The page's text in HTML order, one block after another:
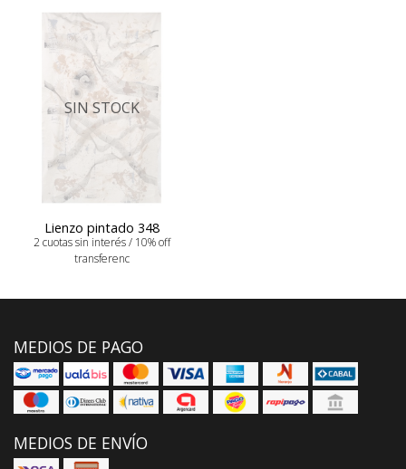
SIN STOCK
Lienzo pintado 348
2 cuotas sin interés / 10% off
transferenc
MEDIOS DE PAGO
MEDIOS DE ENVÍO